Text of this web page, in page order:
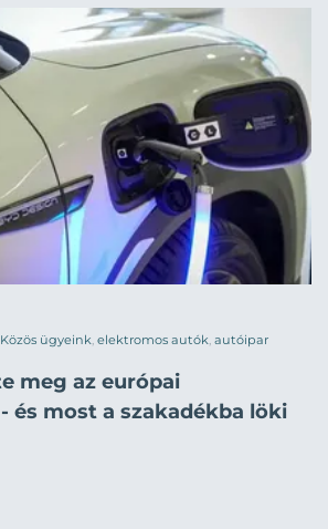
Közös ügyeink elektromos autók autóipar
meg az európai
és most a szakadékba löki